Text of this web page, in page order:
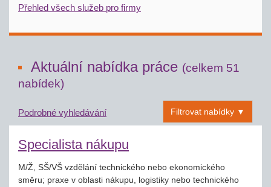
Přehled všech služeb pro firmy
Aktuální nabídka práce (celkem 51
nabídek)
Podrobné vyhledávání Filtrovat nabídky ▼
Specialista nákupu
M/Ž, SŠ/VŠ vzdělání technického nebo ekonomického
směru; praxe v oblasti nákupu, logistiky nebo technického